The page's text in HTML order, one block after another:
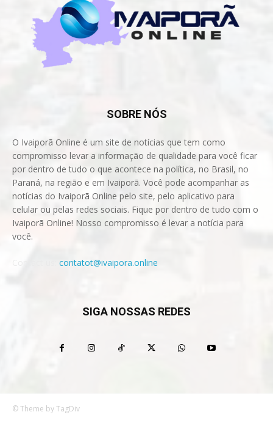
SOBRE NÓS
O Ivaiporã Online é um site de notícias que tem como
compromisso levar a informação de qualidade para você ficar
por dentro de tudo o que acontece na política, no Brasil, no
Paraná, na região e em Ivaiporã. Você pode acompanhar as
notícias do Ivaiporã Online pelo site, pelo aplicativo para
celular ou pelas redes sociais. Fique por dentro de tudo com o
Ivaiporã Online! Nosso compromisso é levar a notícia para
você.
contatot@ivaipora.online
SIGA NOSSAS REDES
© Theme by TagDiv